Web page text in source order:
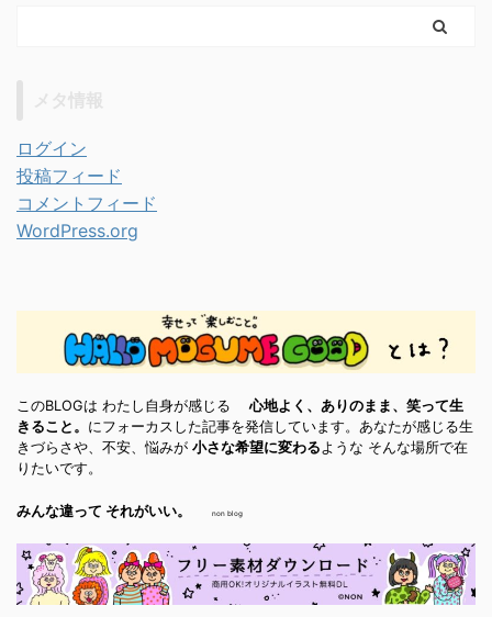
ログイン
投稿フィード
コメントフィード
WordPress.org
このBLOGは わたし自身が感じる心地よく、ありのまま、笑って生
きること。 にフォーカスした記事を発信しています。あなたが感じる生
きづらさや、不安、悩みが 小さな希望に変わる ような そんな場所で在
りたいです。
みんな違って それがいい。 non blog